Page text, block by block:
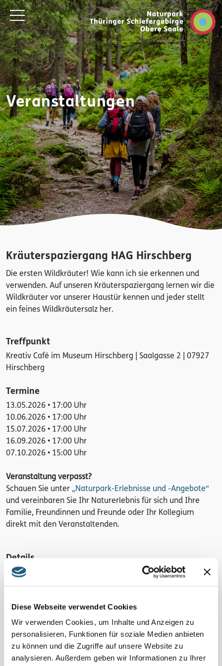
Diese Webseite verwendet Cookies
Wir verwenden Cookies, um Inhalte und Anzeigen zu
personalisieren, Funktionen für soziale Medien anbieten
zu können und die Zugriffe auf unsere Website zu
analysieren. Außerdem geben wir Informationen zu Ihrer
Veranstaltungen
Kräuterspaziergang HAG Hirschberg
Die ersten Wildkräuter! Wie kann ich sie erkennen und
verwenden. Auf unseren Kräuterspaziergang lernen wir die
Wildkräuter vor unserer Haustür kennen und jeder stellt
ein feines Wildkräutersalz her.
Treffpunkt
Kreativ Café im Museum Hirschberg | Saalgasse 2 | 07927
Hirschberg
Termine
13.05.2026 • 17:00 Uhr
10.06.2026 • 17:00 Uhr
15.07.2026 • 17:00 Uhr
16.09.2026 • 17:00 Uhr
07.10.2026 • 15:00 Uhr
Veranstaltung verpasst?
Schauen Sie unter „Naturpark-Erlebnisse und -Angebote“
und vereinbaren Sie Ihr Naturerlebnis für sich und Ihre
Familie, Freundinnen und Freunde oder Ihr Kollegium
direkt mit den Veranstaltenden.
Details
2 Std.
Ursprung des Blauen Goldes
Kosten pro Person
15 € inkl. Skript